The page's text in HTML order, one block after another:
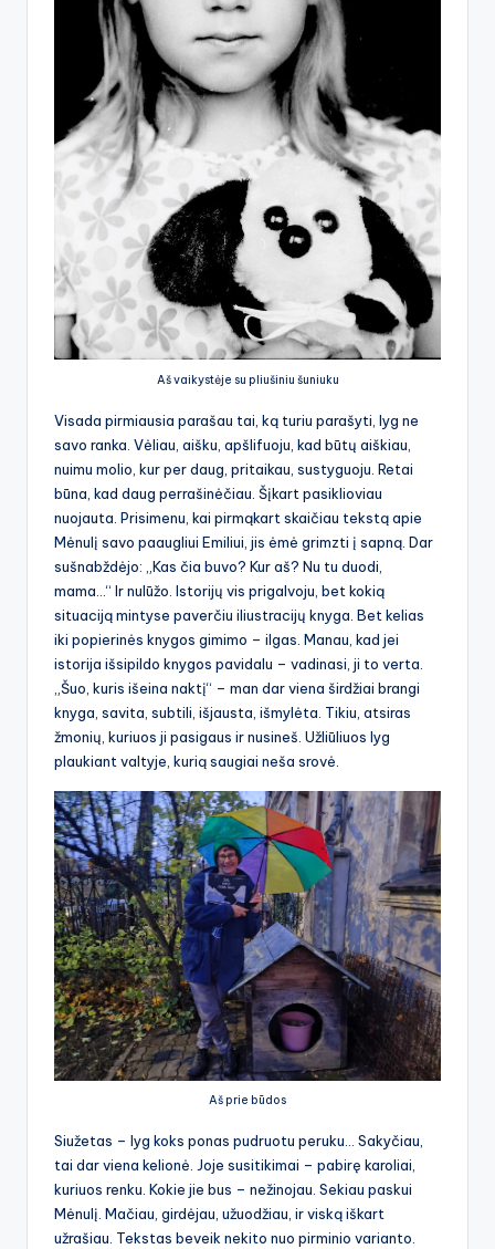
Aš vaikystėje su pliušiniu šuniuku
Visada pirmiausia parašau tai, ką turiu parašyti, lyg ne
savo ranka. Vėliau, aišku, apšlifuoju, kad būtų aiškiau,
nuimu molio, kur per daug, pritaikau, sustyguoju. Retai
būna, kad daug perrašinėčiau. Šįkart pasiklioviau
nuojauta. Prisimenu, kai pirmąkart skaičiau tekstą apie
Mėnulį savo paaugliui Emiliui, jis ėmė grimzti į sapną. Dar
sušnabždėjo: „Kas čia buvo? Kur aš? Nu tu duodi,
mama…“ Ir nulūžo. Istorijų vis prigalvoju, bet kokią
situaciją mintyse paverčiu iliustracijų knyga. Bet kelias
iki popierinės knygos gimimo – ilgas. Manau, kad jei
istorija išsipildo knygos pavidalu – vadinasi, ji to verta.
„Šuo, kuris išeina naktį“ – man dar viena širdžiai brangi
knyga, savita, subtili, išjausta, išmylėta. Tikiu, atsiras
žmonių, kuriuos ji pasigaus ir nusineš. Užliūliuos lyg
plaukiant valtyje, kurią saugiai neša srovė.
Aš prie būdos
Siužetas – lyg koks ponas pudruotu peruku… Sakyčiau,
tai dar viena kelionė. Joje susitikimai – pabirę karoliai,
kuriuos renku. Kokie jie bus – nežinojau. Sekiau paskui
Mėnulį. Mačiau, girdėjau, užuodžiau, ir viską iškart
užrašiau. Tekstas beveik nekito nuo pirminio varianto.